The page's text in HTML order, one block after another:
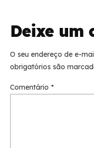
Deixe um
O seu endereço de e-
obrigatórios são
Comentário *